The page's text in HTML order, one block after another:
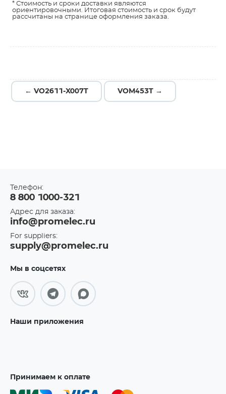
* Стоимость и сроки доставки являются
ориентировочными. Итоговая стоимость и срок будут
рассчитаны на странице оформления заказа.
← VO2611-X007T VOM453T →
Телефон:
8 800 1000-321
Адрес для заказа:
info@promelec.ru
For suppliers:
supply@promelec.ru
Мы в соцсетях
Наши приложения
Принимаем к оплате